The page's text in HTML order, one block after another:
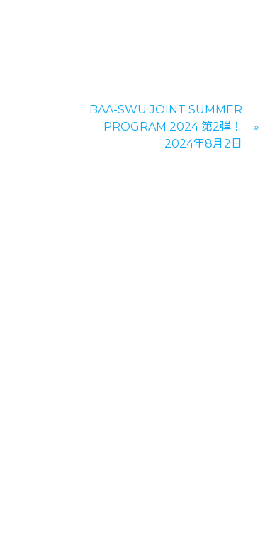
BAA-SWU JOINT SUMMER
PROGRAM 2024 第2弾！
2024年8月2日